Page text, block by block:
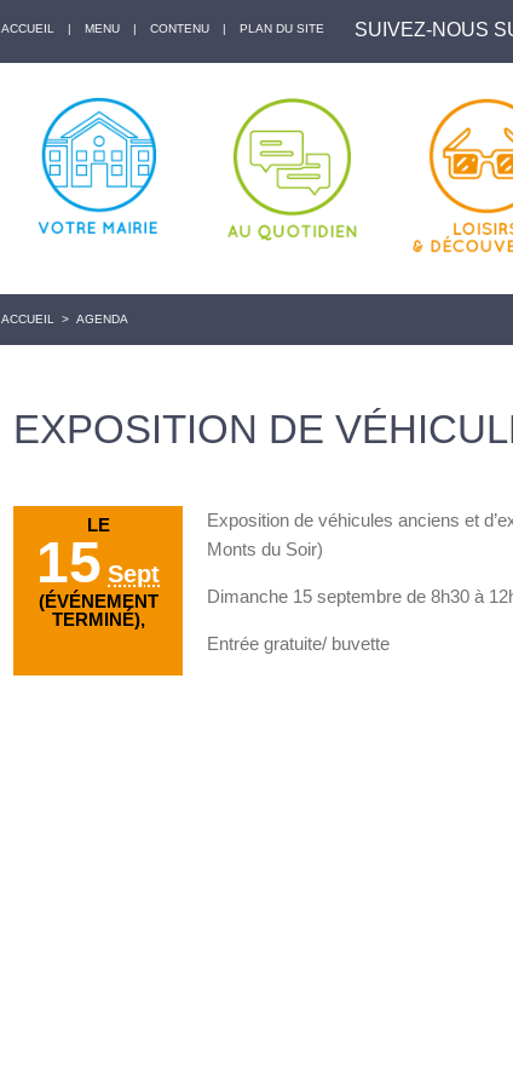
ACCUEIL | MENU | CONTENU | PLAN DU SITE SUIVEZ-NOUS
ACCUEIL > AGENDA
EXPOSITION DE
LE
15 Sept
(ÉVÉNEMENT
TERMINÉ),
Exposition de véhicules anciens et
Monts du Soir)
Dimanche 15 septembre de 8h30 à
Entrée gratuite/ buvette